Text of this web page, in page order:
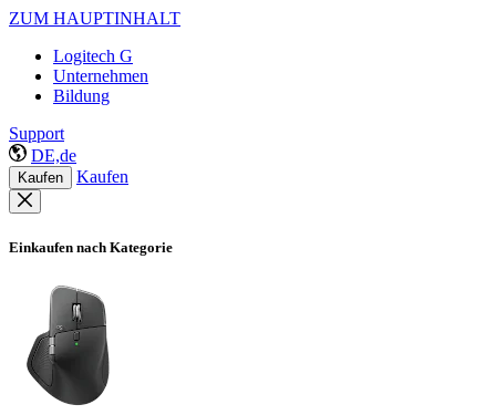
ZUM HAUPTINHALT
Logitech G
Unternehmen
Bildung
Support
DE,de
Kaufen Kaufen
Einkaufen nach Kategorie